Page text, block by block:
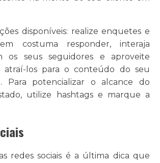
disponíveis: realize enquetes e
costuma responder, interaja
os seus seguidores e aproveite
atraí-los para o conteúdo do seu
Para potencializar o alcance do
utilize hashtags e marque a
redes sociais é a última dica que